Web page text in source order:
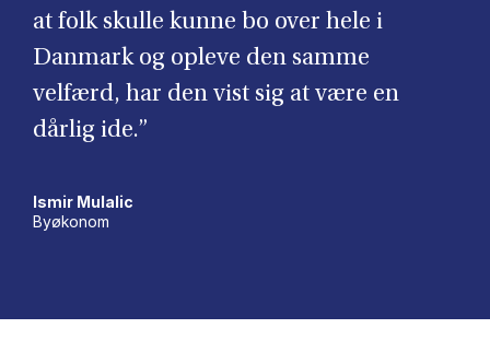
at folk skulle kunne bo over hele i
Danmark og opleve den samme
velfærd, har den vist sig at være en
dårlig ide.”
Ismir Mulalic
Byøkonom